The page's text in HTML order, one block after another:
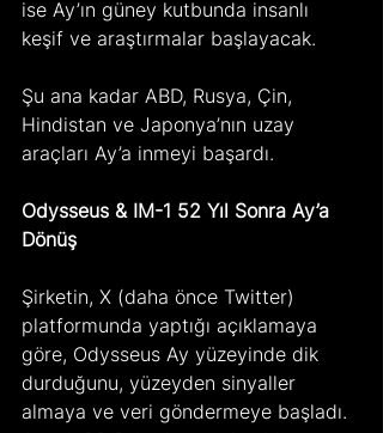
ise Ay’ın güney kutbunda insanlı
keşif ve araştırmalar başlayacak.
Şu ana kadar ABD, Rusya, Çin,
Hindistan ve Japonya’nın uzay
araçları Ay’a inmeyi başardı.
Odysseus & IM-1 52 Yıl Sonra Ay’a
Dönüş
Şirketin, X (daha önce Twitter)
platformunda yaptığı açıklamaya
göre, Odysseus Ay yüzeyinde dik
durduğunu, yüzeyden sinyaller
almaya ve veri göndermeye başladı.